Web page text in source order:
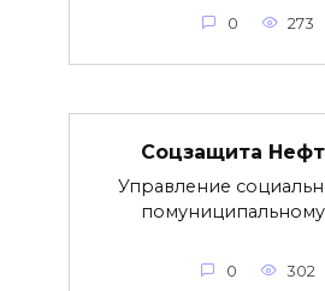
0 273
Соцзащита
Управление
0 302